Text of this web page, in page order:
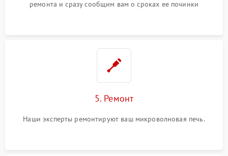
ремонта и сразу сообщим вам о сроках ее починки
5. Ремонт
Наши эксперты ремонтируют ваш микроволновая печь.